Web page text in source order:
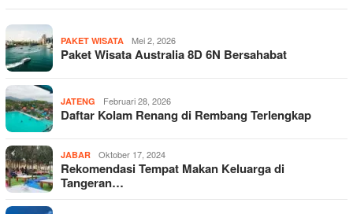
PAKET WISATA Mei 2, 2026
Paket Wisata Australia 8D 6N Bersahabat
JATENG Februari 28, 2026
Daftar Kolam Renang di Rembang Terlengkap
JABAR Oktober 17, 2024
Rekomendasi Tempat Makan Keluarga di
Tangeran…